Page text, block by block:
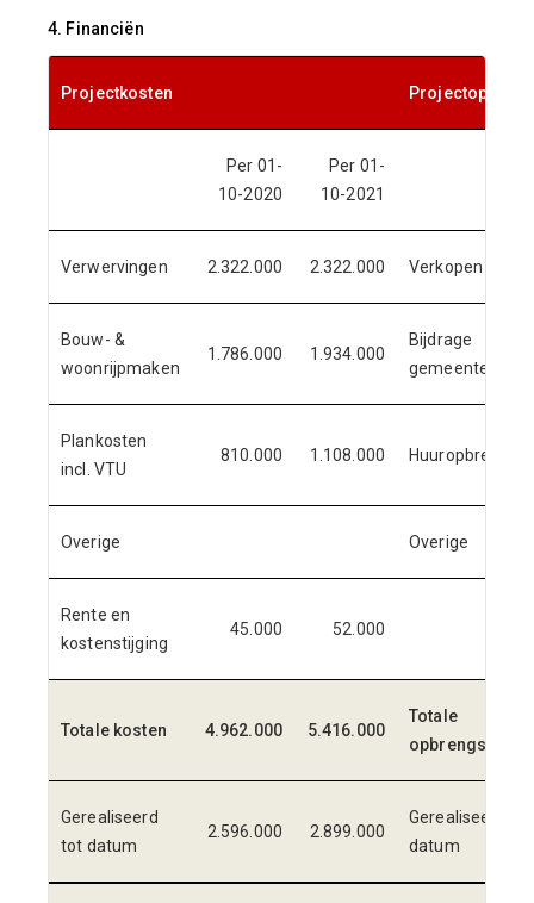
4. Financiën
Projectkosten
Per 01-
10-2020
Per 01-
10-2021
Verwervingen 2.322.000 2.322.000 Verkopen
Bouw- &
woonrijpmaken
1.786.000 1.934.000
Bijdrage
gemeente
Plankosten
incl. VTU
810.000 1.108.000
Overige Overige
Rente en
kostenstijging
45.000 52.000
Totale kosten 4.962.000 5.416.000
Totale
opbrengsten
Gerealiseerd
tot datum
2.596.000 2.899.000
Gerealiseerd tot
datum